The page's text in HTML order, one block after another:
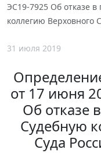
ЭС19-7925 Об отказе
коллегию Верховного
31 июля 2019
от 17 июня
Об отказе
Судебную
Суда